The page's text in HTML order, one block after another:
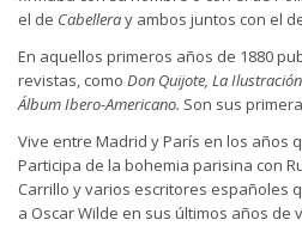
el de Cabelleray ambos juntos con el
En aquellos primeros años de 1880
revistas, como Don Quijote, La
Álbum Ibero-Americano. Son sus
Vive entre Madrid y París en los años
Participa de la bohemia parisina con
Carrillo y varios escritores españoles
a Oscar Wilde en sus últimos años de